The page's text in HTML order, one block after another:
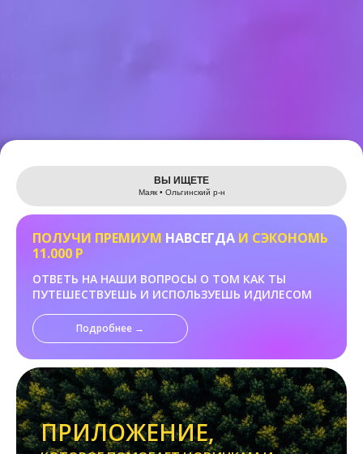
Leaflet
ВЫ ИЩЕТЕ
Маяк • Ольгинский р-н
ПОЛУЧИ ПРЕМИУМ НАВСЕГДА И СЭКОНОМЬ
11.000 Р
ОТВЕТЬ НА НАШИ ВОПРОСЫ О ТОМ КАК ТЫ
ПУТЕШЕСТВУЕШЬ И ИСПОЛЬЗУЕШЬ ИДИЛЕСОМ
Подробнее →
ПРИЛОЖЕНИЕ,